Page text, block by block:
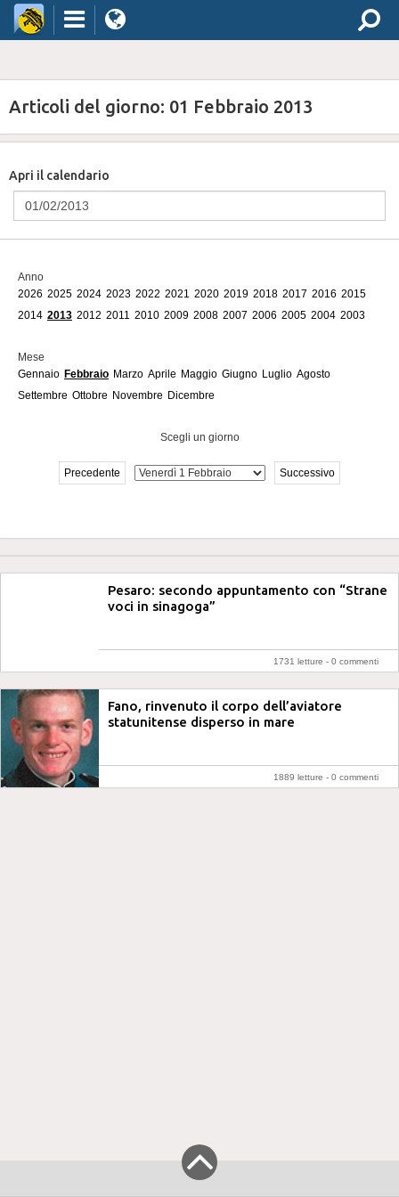
Articoli del giorno: 01 Febbraio 2013
Apri il calendario
Anno
2026 2025 2024 2023 2022 2021 2020 2019 2018 2017 2016 2015
2014 2013 2012 2011 2010 2009 2008 2007 2006 2005 2004 2003
Mese
Gennaio Febbraio Marzo Aprile Maggio Giugno Luglio Agosto
Settembre Ottobre Novembre Dicembre
Scegli un giorno
Precedente Successivo
Pesaro: secondo appuntamento con “Strane
voci in sinagoga”
1731 letture - 0 commenti
Fano, rinvenuto il corpo dell’aviatore
statunitense disperso in mare
1889 letture - 0 commenti